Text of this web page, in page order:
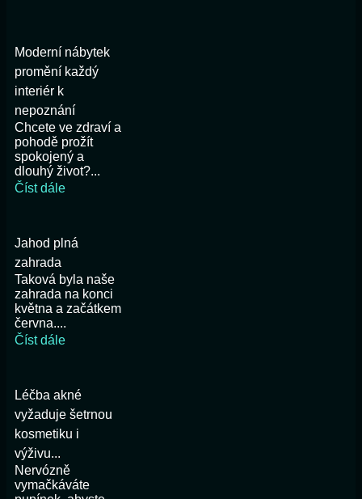
Moderní nábytek
promění každý
interiér k
nepoznání
Chcete ve zdraví a
pohodě prožít
spokojený a
dlouhý život?...
Číst dále
Jahod plná
zahrada
Taková byla naše
zahrada na konci
května a začátkem
června....
Číst dále
Léčba akné
vyžaduje šetrnou
kosmetiku i
výživu...
Nervózně
vymačkáváte